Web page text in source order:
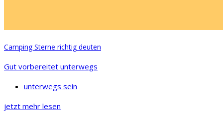
Camping Sterne richtig deuten
Gut vorbereitet unterwegs
unterwegs sein
jetzt mehr lesen